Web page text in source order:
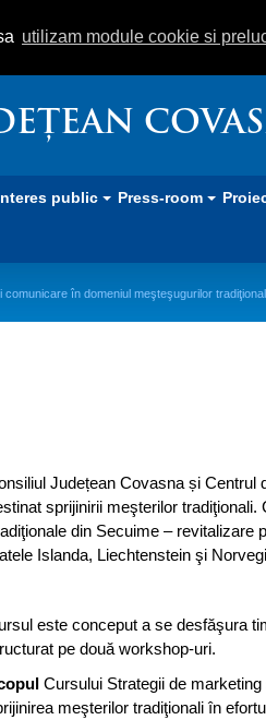
utilizam module cookie si
public Press-room
în domeniul meşteşugurilor
Județean Covasna și Centrul
sprijinirii meşterilor
din Secuime – revitalizare
Islanda, Liechtenstein şi
este conceput a se desfăşura
pe două workshop-uri.
Cursului Strategii de
meşterilor tradiţionali în